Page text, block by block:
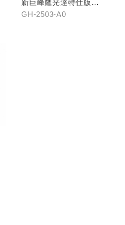
新巨峰鷹光達特仕版行
車紀錄器
GH-2503-A0